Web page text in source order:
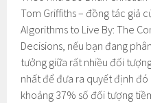
Tom Griffiths – đồng tác giả
Algorithms to Live By: The
Decisions, nếu bạn đang
tưởng giữa rất nhiều đối
nhất để đưa ra quyết định
khoảng 37% số đối tượng